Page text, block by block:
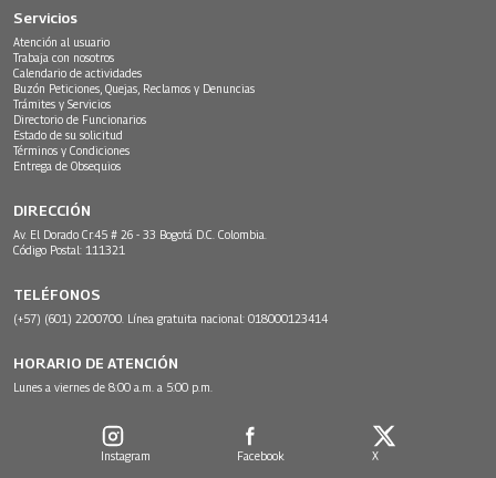
Servicios
Atención al usuario
Trabaja con nosotros
Calendario de actividades
Buzón Peticiones, Quejas, Reclamos y Denuncias
Trámites y Servicios
Directorio de Funcionarios
Estado de su solicitud
Términos y Condiciones
Entrega de Obsequios
DIRECCIÓN
Av. El Dorado Cr.45 # 26 - 33 Bogotá D.C. Colombia.
Código Postal: 111321
TELÉFONOS
(+57) (601) 2200700. Línea gratuita nacional: 018000123414
HORARIO DE ATENCIÓN
Lunes a viernes de 8:00 a.m. a 5:00 p.m.
Instagram Facebook X